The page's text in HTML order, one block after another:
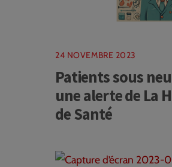
24 NOVEMBRE 2023
Patients sous
une alerte de La
de Santé